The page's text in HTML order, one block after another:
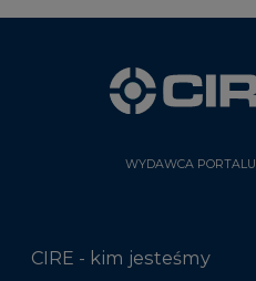
WYDAWCA PORTALU
CIRE - kim jesteśmy